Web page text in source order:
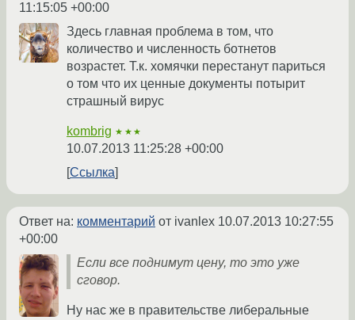
11:15:05 +00:00
Здесь главная проблема в том, что
количество и численность ботнетов
возрастет. Т.к. хомячки перестанут париться
о том что их ценные документы потырит
страшный вирус
kombrig ★★★
10.07.2013 11:25:28 +00:00
Ссылка
Ответ на: комментарий от ivanlex 10.07.2013 10:27:55
+00:00
Если все поднимут цену, то это уже
сговор.
Ну нас же в правительстве либеральные